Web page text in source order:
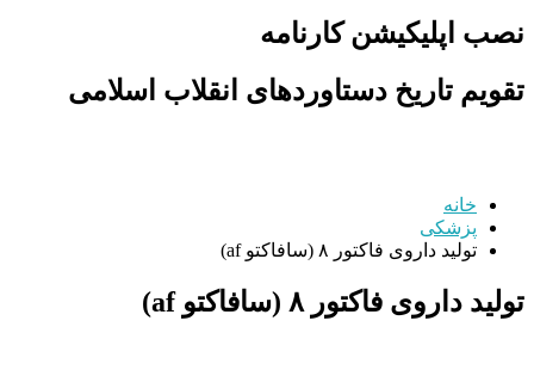
نصب اپلیکیشن کارنامه
تقویم تاریخ دستاوردهای انقلاب اسلامی
خانه
پزشکی
تولید داروی فاکتور ۸ (سافاکتو af)
تولید داروی فاکتور ۸ (سافاکتو af)